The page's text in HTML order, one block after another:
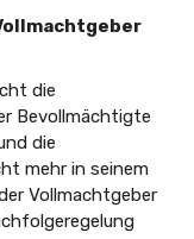
die
Bevollmächtigte
die
mehr in seinem
Vollmachtgeber